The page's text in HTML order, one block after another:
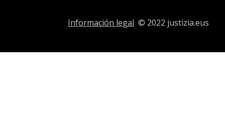
Información legal © 2022 justizia.eus